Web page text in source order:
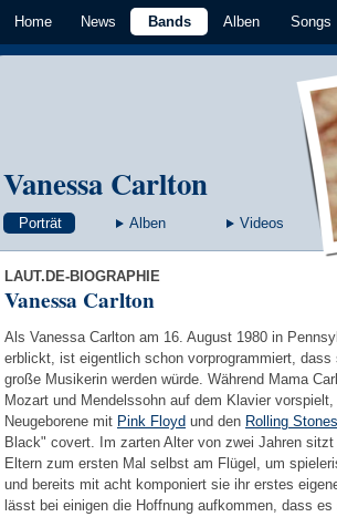
Home News Bands Alben Songs
Vanessa Carlton
Porträt Alben Videos
LAUT.DE-BIOGRAPHIE
Vanessa Carlton
Als Vanessa Carlton am 16. August 1980 in
erblickt, ist eigentlich schon vorprogrammiert, dass
große Musikerin werden würde. Während Mama
Mozart und Mendelssohn auf dem Klavier
Neugeborene mit Pink Floyd und den Rolling Stones
Black" covert. Im zarten Alter von zwei Jahren
Eltern zum ersten Mal selbst am Flügel, um
und bereits mit acht komponiert sie ihr erstes
lässt bei einigen die Hoffnung aufkommen, dass